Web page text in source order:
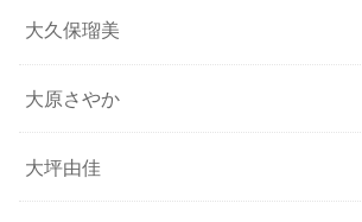
大久保瑠美
大原さやか
大坪由佳